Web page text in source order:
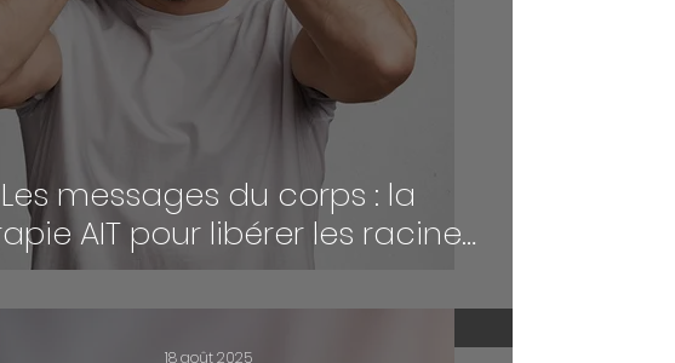
Les messages du corps : la
AIT pour libérer les racines
physiques et émotionnelles
18 août 2025